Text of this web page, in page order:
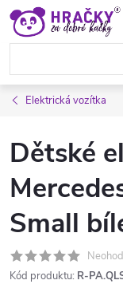
Přejít
obsah
Elektrická vozítka
Dětské
Small
Kód produktu: R-